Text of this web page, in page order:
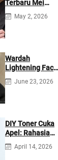
Terbaru Mei
2026: Mana yang
Tayang di
May 2, 2026
Wardah
Lightening Face
Mist: Cek
Ingredients &
June 23, 2026
DIY Toner Cuka
Apel: Rahasia
Jerawat Kempes
dalam 2 Hari!
April 14, 2026